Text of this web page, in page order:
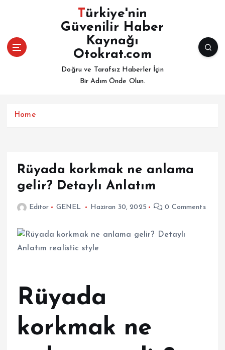
Türkiye'nin
Güvenilir Haber
Kaynağı
Otokrat.com
Doğru ve Tarafsız Haberler İçin
Bir Adım Önde Olun.
Home
Rüyada korkmak ne anlama
gelir? Detaylı Anlatım
Editor GENEL Haziran 30, 2025 0 Comments
Rüyada
korkmak ne